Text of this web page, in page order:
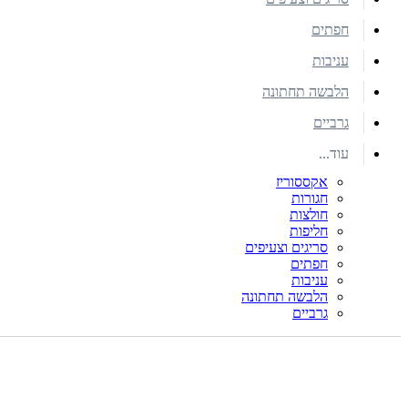
חפתים
עניבות
הלבשה תחתונה
גרביים
עוד...
אקססוריז
חגורות
חולצות
חליפות
סריגים וצעיפים
חפתים
עניבות
הלבשה תחתונה
גרביים